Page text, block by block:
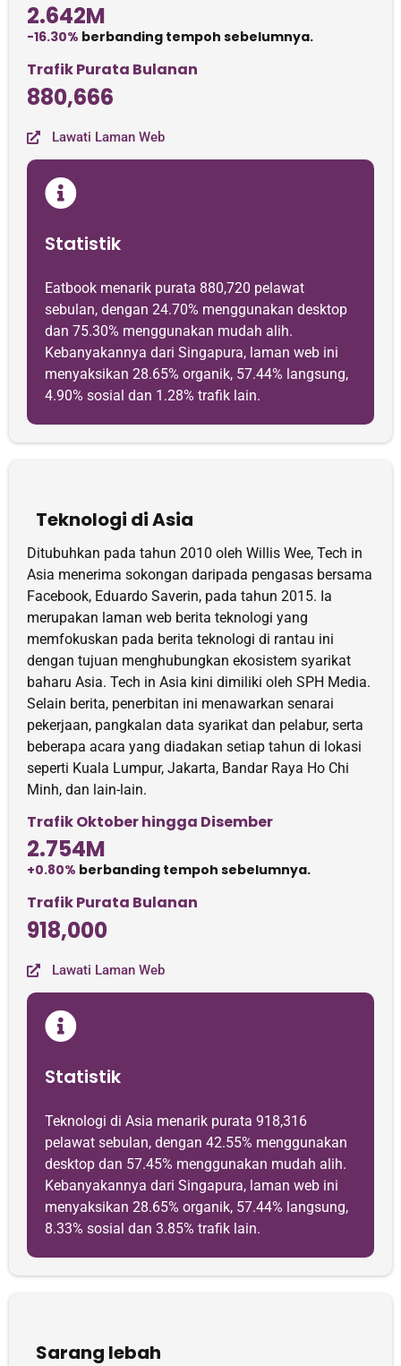
2.642M
-16.30% berbanding tempoh sebelumnya.
Trafik Purata Bulanan
880,666
Lawati Laman Web
Statistik
Eatbook menarik purata 880,720 pelawat
sebulan, dengan 24.70% menggunakan desktop
dan 75.30% menggunakan mudah alih.
Kebanyakannya dari Singapura, laman web ini
menyaksikan 28.65% organik, 57.44% langsung,
4.90% sosial dan 1.28% trafik lain.
Teknologi di Asia
Ditubuhkan pada tahun 2010 oleh Willis Wee, Tech in
Asia menerima sokongan daripada pengasas bersama
Facebook, Eduardo Saverin, pada tahun 2015. Ia
merupakan laman web berita teknologi yang
memfokuskan pada berita teknologi di rantau ini
dengan tujuan menghubungkan ekosistem syarikat
baharu Asia. Tech in Asia kini dimiliki oleh SPH Media.
Selain berita, penerbitan ini menawarkan senarai
pekerjaan, pangkalan data syarikat dan pelabur, serta
beberapa acara yang diadakan setiap tahun di lokasi
seperti Kuala Lumpur, Jakarta, Bandar Raya Ho Chi
Minh, dan lain-lain.
Trafik Oktober hingga Disember
2.754M
+0.80% berbanding tempoh sebelumnya.
Trafik Purata Bulanan
918,000
Lawati Laman Web
Statistik
Teknologi di Asia menarik purata 918,316
pelawat sebulan, dengan 42.55% menggunakan
desktop dan 57.45% menggunakan mudah alih.
Kebanyakannya dari Singapura, laman web ini
menyaksikan 28.65% organik, 57.44% langsung,
8.33% sosial dan 3.85% trafik lain.
Sarang lebah